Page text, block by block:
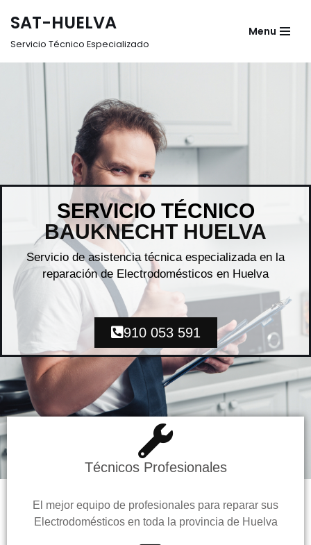
SAT-HUELVA
Servicio Técnico Especializado
Menu
SERVICIO TÉCNICO
BAUKNECHT HUELVA
Servicio de asistencia técnica especializada en la
reparación de Electrodomésticos en Huelva
910 053 591
Técnicos Profesionales
El mejor equipo de profesionales para reparar sus
Electrodomésticos en toda la provincia de Huelva